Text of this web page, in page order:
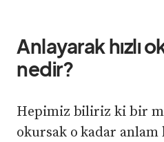
Anlayarak hızlı
nedir?
Hepimiz biliriz ki bir
okursak o kadar anlam